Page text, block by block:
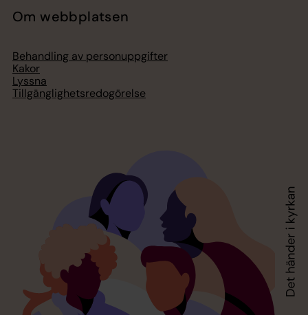
Om webbplatsen
Behandling av personuppgifter
Kakor
Lyssna
Tillgänglighetsredogörelse